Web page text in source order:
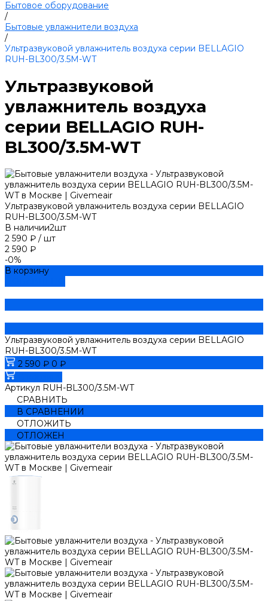
Бытовое оборудование
/
Бытовые увлажнители воздуха
/
Ультразвуковой увлажнитель воздуха серии BELLAGIO
RUH-BL300/3.5M-WT
Ультразвуковой
увлажнитель воздуха
серии BELLAGIO RUH-
BL300/3.5M-WT
Ультразвуковой увлажнитель воздуха серии BELLAGIO
RUH-BL300/3.5M-WT
В наличии2шт
2 590 ₽ / шт
2 590 ₽
-0%
В корзину
Ультразвуковой увлажнитель воздуха серии BELLAGIO
RUH-BL300/3.5M-WT
2 590 ₽ 0 ₽
Артикул RUH-BL300/3.5M-WT
СРАВНИТЬ
В СРАВНЕНИИ
ОТЛОЖИТЬ
ОТЛОЖЕН